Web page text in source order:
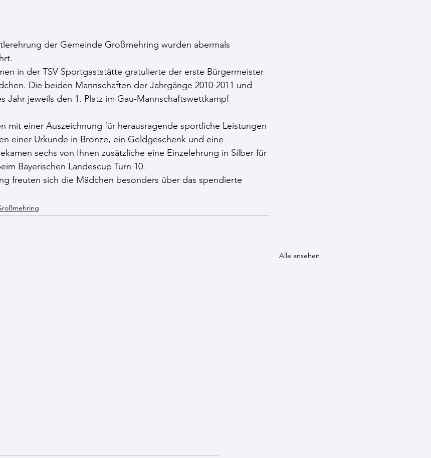
der Gemeinde Großmehring wurden abermals
in der TSV Sportgaststätte gratulierte der erste Bürgermeister
Die beiden Mannschaften der Jahrgänge 2010-2011 und
Jahr jeweils den 1. Platz im Gau-Mannschaftswettkampf
mit einer Auszeichnung für herausragende sportliche Leistungen
einer Urkunde in Bronze, ein Geldgeschenk und eine
sechs von Ihnen zusätzliche eine Einzelehrung in Silber für
Bayerischen Landescup Turn 10.
freuten sich die Mädchen besonders über das spendierte
Alle ansehen